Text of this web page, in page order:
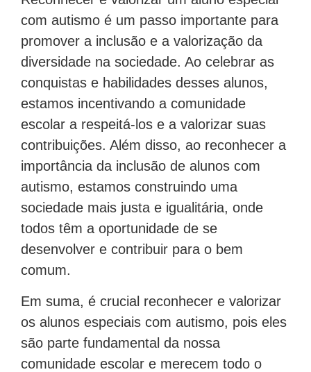
com autismo é um passo importante para
promover a inclusão e a valorização da
diversidade na sociedade. Ao celebrar as
conquistas e habilidades desses alunos,
estamos incentivando a comunidade
escolar a respeitá-los e a valorizar suas
contribuições. Além disso, ao reconhecer a
importância da inclusão de alunos com
autismo, estamos construindo uma
sociedade mais justa e igualitária, onde
todos têm a oportunidade de se
desenvolver e contribuir para o bem
comum.
Em suma, é crucial reconhecer e valorizar
os alunos especiais com autismo, pois eles
são parte fundamental da nossa
comunidade escolar e merecem todo o